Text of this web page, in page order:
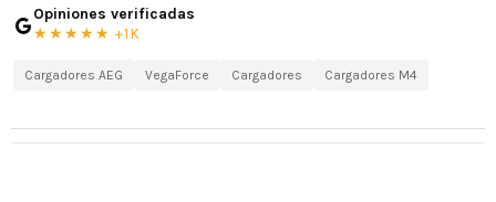
Opiniones verificadas
★★★★★ +1K
Cargadores AEG VegaForce Cargadores Cargadores M4